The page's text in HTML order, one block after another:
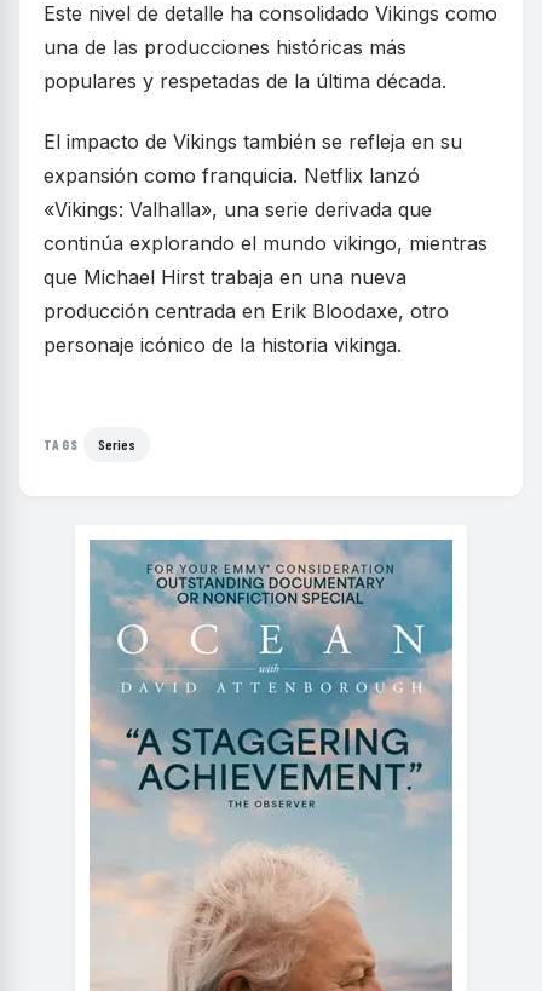
Este nivel de detalle ha consolidado Vikings como
una de las producciones históricas más
populares y respetadas de la última década.
El impacto de Vikings también se refleja en su
expansión como franquicia. Netflix lanzó
«Vikings: Valhalla», una serie derivada que
continúa explorando el mundo vikingo, mientras
que Michael Hirst trabaja en una nueva
producción centrada en Erik Bloodaxe, otro
personaje icónico de la historia vikinga.
TAGS Series